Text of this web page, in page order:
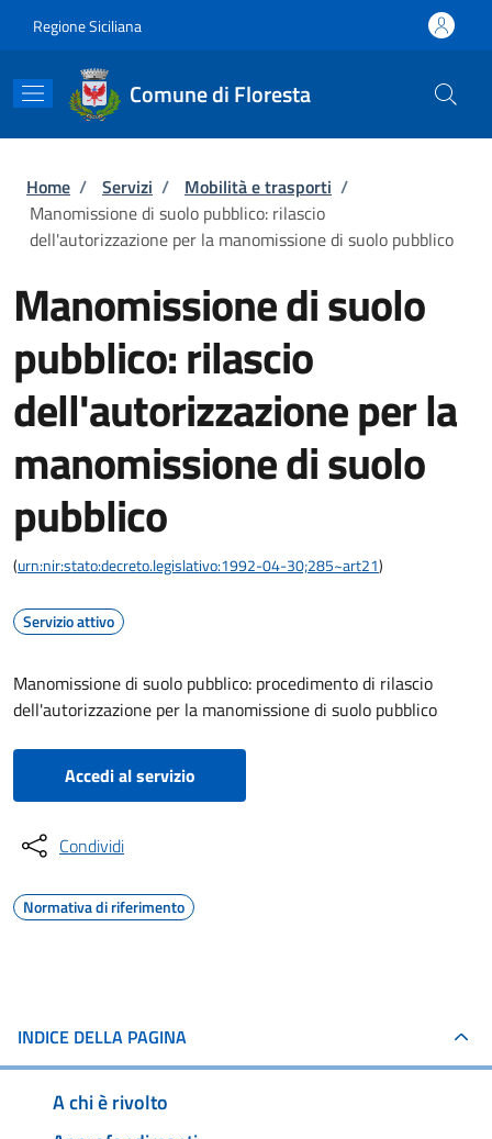
Regione Siciliana
Comune di Floresta
Briciole di pane
Home / Servizi / Mobilità e trasporti /
Manomissione di suolo pubblico: rilascio
dell'autorizzazione per la manomissione di suolo pubblico
Manomissione di suolo
pubblico: rilascio
dell'autorizzazione per la
manomissione di suolo
pubblico
(urn:nir:stato:decreto.legislativo:1992-04-30;285~art21)
Servizio attivo
Manomissione di suolo pubblico: procedimento di rilascio
dell'autorizzazione per la manomissione di suolo pubblico
Accedi al servizio
Condividi
Normativa di riferimento
INDICE DELLA PAGINA
A chi è rivolto